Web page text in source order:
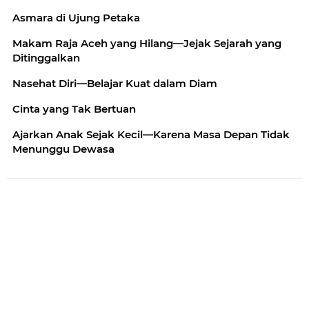
Asmara di Ujung Petaka
Makam Raja Aceh yang Hilang—Jejak Sejarah yang
Ditinggalkan
Nasehat Diri—Belajar Kuat dalam Diam
Cinta yang Tak Bertuan
Ajarkan Anak Sejak Kecil—Karena Masa Depan Tidak
Menunggu Dewasa